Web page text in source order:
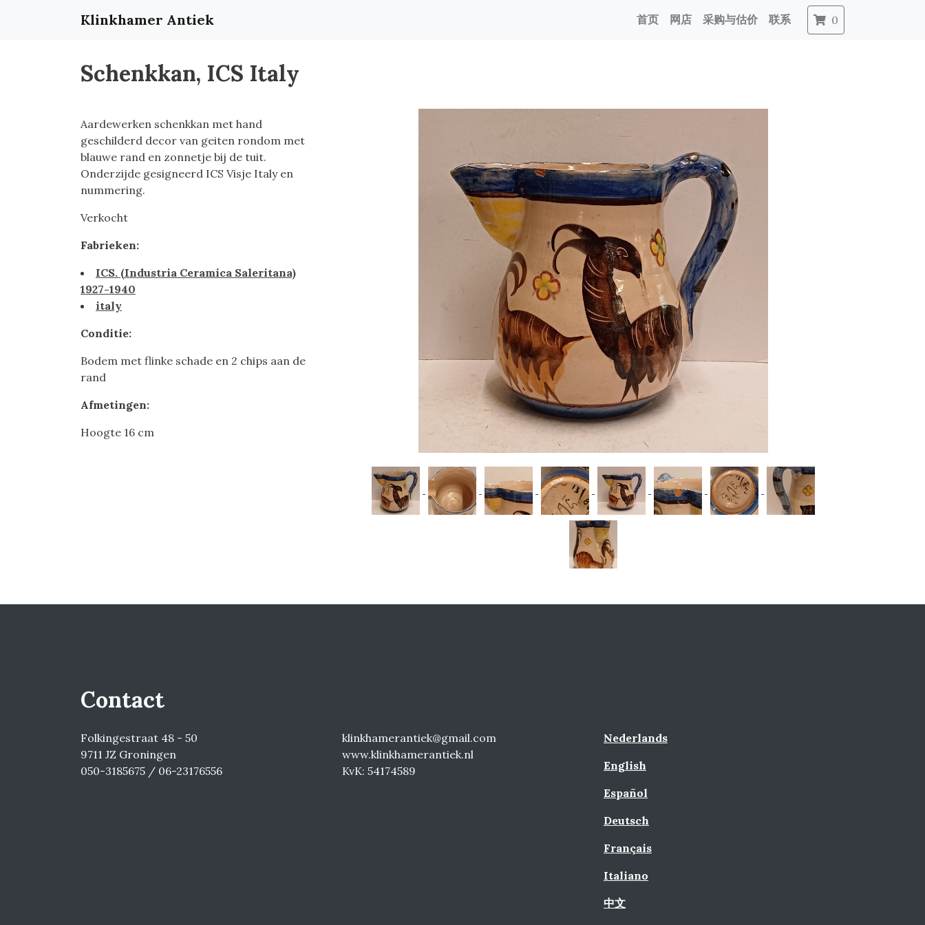
Klinkhamer Antiek 首页 网店 采购与估价 联系 0
Schenkkan, ICS Italy
Aardewerken schenkkan met hand
geschilderd decor van geiten rondom met
blauwe rand en zonnetje bij de tuit.
Onderzijde gesigneerd ICS Visje Italy en
nummering.
Verkocht
Fabrieken:
ICS. (Industria Ceramica Saleritana)
1927-1940
italy
Conditie:
Bodem met flinke schade en 2 chips aan de
rand
Afmetingen:
Hoogte 16 cm
Contact
Folkingestraat 48 - 50
9711 JZ Groningen
050-3185675 / 06-23176556
klinkhamerantiek@gmail.com
www.klinkhamerantiek.nl
KvK: 54174589
Nederlands
English
Español
Deutsch
Français
Italiano
中文